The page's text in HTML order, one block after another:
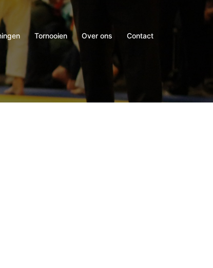
Tornooien Over ons Contact